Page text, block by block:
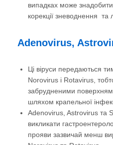
випадках може
корекції зневоднення та
Adenovirus,
Ці віруси передаються
Norovirus і Rotavirus,
забрудненими
шляхом крапельної
Adenovirus, Astrovirus та
викликати
прояви зазвичай менш